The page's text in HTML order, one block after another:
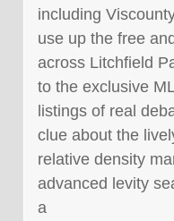
including
use up the free
across Litchfield
to the exclusive
listings of real
clue about the
relative density
advanced levity
a